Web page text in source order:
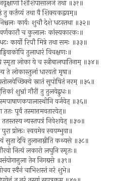
शिंशिपासालजं तथा ॥३१॥
तु कर्तव्यं तथा वै शिक्यकद्वयम्॥
निश्चलः कार्यः शुचौ देशे धटस्तथा ॥३२॥
च कुलालः कांस्यकारकः॥
कार्यो रिपौ मित्रे तथा समः ॥३३॥
तुलाधारं विचक्षणः॥
ये स्मृता लोका ये च स्त्रीबालघातिनाम् ॥३४॥
ते लोकास्तुलां धारयतो मृषा॥
स्नातं सूपोषितं नरम् ॥३५॥
शुभ्रां गौरीं तु तुलयेद्बुधः॥
वर्जयेत् ॥३६॥
ततः पूर्वं तस्मात्तमवतारयेत्॥
ततस्तस्य न्यस्तपत्रं निवेशयेत् ॥३७॥
पुरा प्रोक्तः स्वयमेव स्वयम्भुवा॥
सुता देवि तुलानाम्नीति कथ्यसे ॥३८॥
नित्यं लकारो लघुनि स्मृतः॥
तेन निगद्यसे ॥३९॥
स्वैनं चाभिशस्तं नरं शुभे॥